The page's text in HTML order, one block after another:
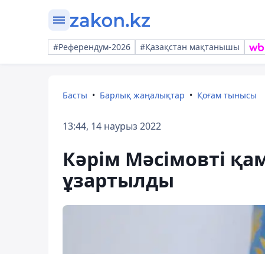
#Референдум-2026 #Қазақстан мақтанышы
Басты Барлық жаңалықтар Қоғам тынысы
13:44, 14 наурыз 2022
Кәрім Мәсімовті
ұзартылды